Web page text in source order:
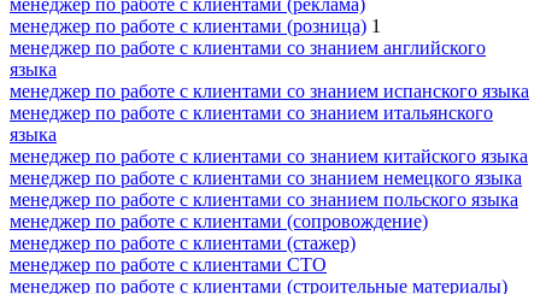
менеджер по работе с клиентами (розница) 1
менеджер по работе с клиентами со знанием английского
языка
менеджер по работе с клиентами со знанием испанского языка
менеджер по работе с клиентами со знанием итальянского
языка
менеджер по работе с клиентами со знанием китайского языка
менеджер по работе с клиентами со знанием немецкого языка
менеджер по работе с клиентами со знанием польского языка
менеджер по работе с клиентами (сопровождение)
менеджер по работе с клиентами (стажер)
менеджер по работе с клиентами СТО
менеджер по работе с клиентами (строительные материалы)